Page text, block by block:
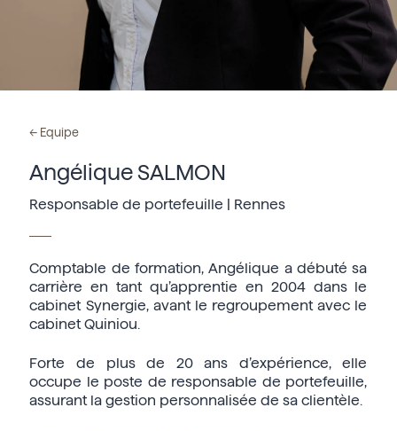
← Equipe
Angélique SALMON
Responsable de portefeuille | Rennes
Comptable de formation, Angélique a débuté sa
carrière en tant qu’apprentie en 2004 dans le
cabinet Synergie, avant le regroupement avec le
cabinet Quiniou.
Forte de plus de 20 ans d’expérience, elle
occupe le poste de responsable de portefeuille,
assurant la gestion personnalisée de sa clientèle.